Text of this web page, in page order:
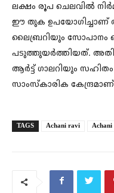
ലക്ഷം രൂപ ചെലവിൽ
ഈ തുക ഉപയോഗിച്ചാണ്
ലൈബ്രറിയും സോപാനം
പടുത്തുയർത്തിയത്.
ആർട്ട് ഗാലറിയും സഹിതം
സാംസ്കാരിക
TAGS Achani ravi